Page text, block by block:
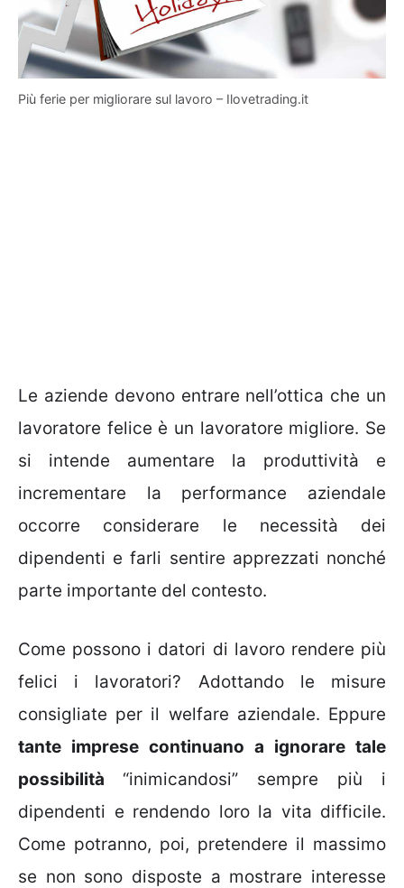
Più ferie per migliorare sul lavoro – Ilovetrading.it
Le aziende devono entrare nell’ottica che un
lavoratore felice è un lavoratore migliore. Se
si intende aumentare la produttività e
incrementare la performance aziendale
occorre considerare le necessità dei
dipendenti e farli sentire apprezzati nonché
parte importante del contesto.
Come possono i datori di lavoro rendere più
felici i lavoratori? Adottando le misure
consigliate per il welfare aziendale. Eppure
tante imprese continuano a ignorare tale
possibilità “inimicandosi” sempre più i
dipendenti e rendendo loro la vita difficile.
Come potranno, poi, pretendere il massimo
se non sono disposte a mostrare interesse